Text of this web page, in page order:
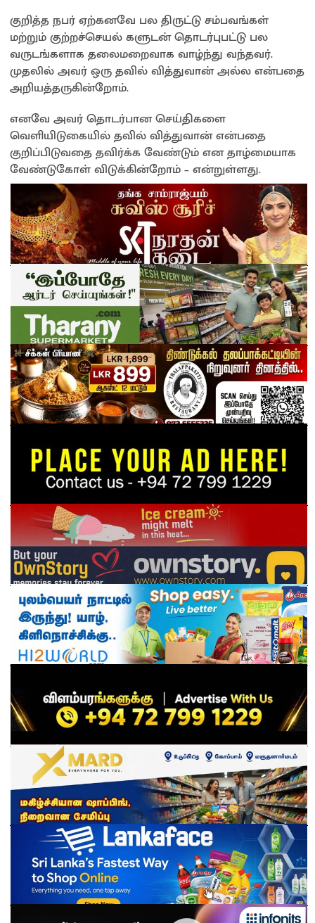
குறித்த நபர் ஏற்கனவே பல திருட்டு சம்பவங்கள்
மற்றும் குற்றச்செயல் களுடன் தொடர்புபட்டு பல
வருடங்களாக தலைமறைவாக வாழ்ந்து வந்தவர்.
முதலில் அவர் ஒரு தவில் வித்துவான் அல்ல என்பதை
அறியத்தருகின்றோம்.
எனவே அவர் தொடர்பான செய்திகளை
வெளியிடுகையில் தவில் வித்துவான் என்பதை
குறிப்பிடுவதை தவிர்க்க வேண்டும் என தாழ்மையாக
வேண்டுகோள் விடுக்கின்றோம் – என்றுள்ளது.